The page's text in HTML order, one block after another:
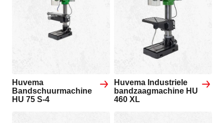
Huvema
Bandschuurmachine
HU 75 S-4
Huvema Industriele
bandzaagmachine HU
460 XL